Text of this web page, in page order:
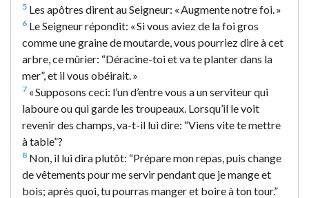
5 Les apôtres dirent au Seigneur: « Augmente notre foi. »
6 Le Seigneur répondit: « Si vous aviez de la foi gros
comme une graine de moutarde, vous pourriez dire à cet
arbre, ce mûrier: “Déracine-toi et va te planter dans la
mer”, et il vous obéirait. »
7 « Supposons ceci: l’un d’entre vous a un serviteur qui
laboure ou qui garde les troupeaux. Lorsqu’il le voit
revenir des champs, va-t-il lui dire: “Viens vite te mettre
à table”?
8 Non, il lui dira plutôt: “Prépare mon repas, puis change
de vêtements pour me servir pendant que je mange et
bois; après quoi, tu pourras manger et boire à ton tour.”